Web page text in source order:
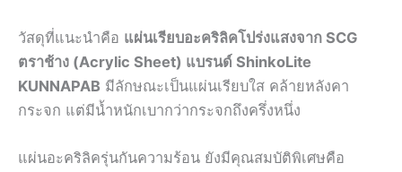
วัสดุที่แนะนำคือ แผ่นเรียบอะคริลิคโปร่งแสงจาก SCG
ตราช้าง (Acrylic Sheet) แบรนด์ ShinkoLite
KUNNAPAB มีลักษณะเป็นแผ่นเรียบใส คล้ายหลังคา
กระจก แต่มีน้ำหนักเบากว่ากระจกถึงครึ่งหนึ่ง
แผ่นอะคริลิครุ่นกันความร้อน ยังมีคุณสมบัติพิเศษคือ